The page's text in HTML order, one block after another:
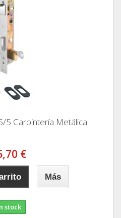
5 Carpintería Metálica
€
Más
stock